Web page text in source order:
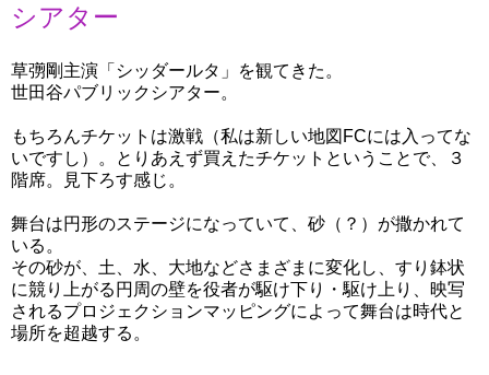
シアター
草彅剛主演「シッダールタ」を観てきた。
世田谷パブリックシアター。
もちろんチケットは激戦（私は新しい地図FCには入ってな
いですし）。とりあえず買えたチケットということで、３
階席。見下ろす感じ。
舞台は円形のステージになっていて、砂（？）が撒かれて
いる。
その砂が、土、水、大地などさまざまに変化し、すり鉢状
に競り上がる円周の壁を役者が駆け下り・駆け上り、映写
されるプロジェクションマッピングによって舞台は時代と
場所を超越する。